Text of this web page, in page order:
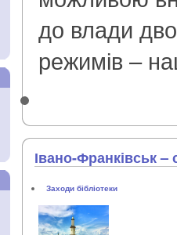
до влади
режимів –
Івано-Франківськ
Заходи бібліотеки